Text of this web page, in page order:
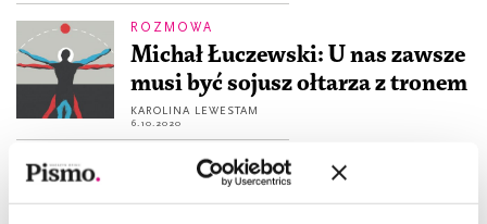
ROZMOWA
Michał Łuczewski: U nas zawsze
musi być sojusz ołtarza z tronem
KAROLINA LEWESTAM
6.10.2020